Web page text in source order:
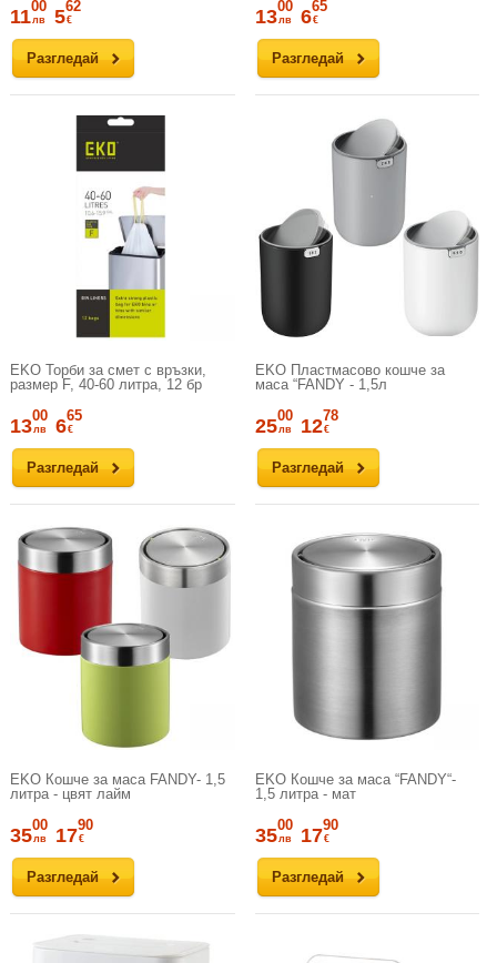
Разгледай
1100
лв 562
€
Разгледай
1300
лв 665
€
EKO Торби за смет с връзки,
размер F, 40-60 литра, 12 бр
Разгледай
1300
лв 665
€
EKO Пластмасово кошче за
маса “FANDY - 1,5л
Разгледай
2500
лв 1278
€
EKO Кошче за маса FANDY- 1,5
литра - цвят лайм
Разгледай
3500
лв 1790
€
EKO Кошче за маса “FANDY“-
1,5 литра - мат
Разгледай
3500
лв 1790
€